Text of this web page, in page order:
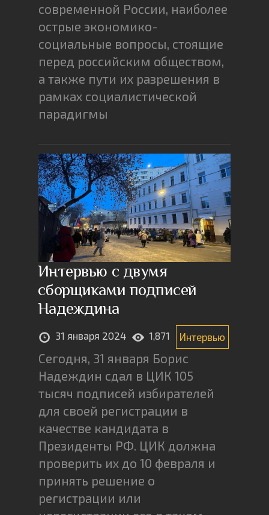
современной России, наиболее
острые экономико-
социальные вопросы, стоящие
перед российским обществом,
а также пути их разрешения в
рамках социалистической
парадигмы
Интервью с двумя
сборщиками подписей
Надеждина
31 января 2024 1,871 Интервью
Сегодня, 31 января Борис
Надеждин сдал в ЦИК 105
тысяч подписей избирателей
для своей регистрации в
качестве кандидата в
Президенты РФ. ЦИК должна
проверить их до 10 февраля и
принять решение о
регистрации или